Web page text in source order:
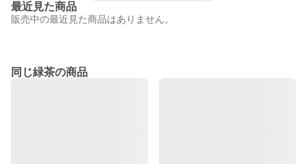
最近見た商品
販売中の最近見た商品はありません。
同じ緑茶の商品